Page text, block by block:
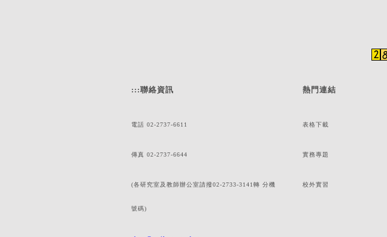
:::聯絡資訊
電話 02-2737-6611
傳真 02-2737-6644
(各研究室及教師辦公室請撥02-2733-3141轉 分機
號碼)
熱門連結
表格下載
實務專題
校外實習